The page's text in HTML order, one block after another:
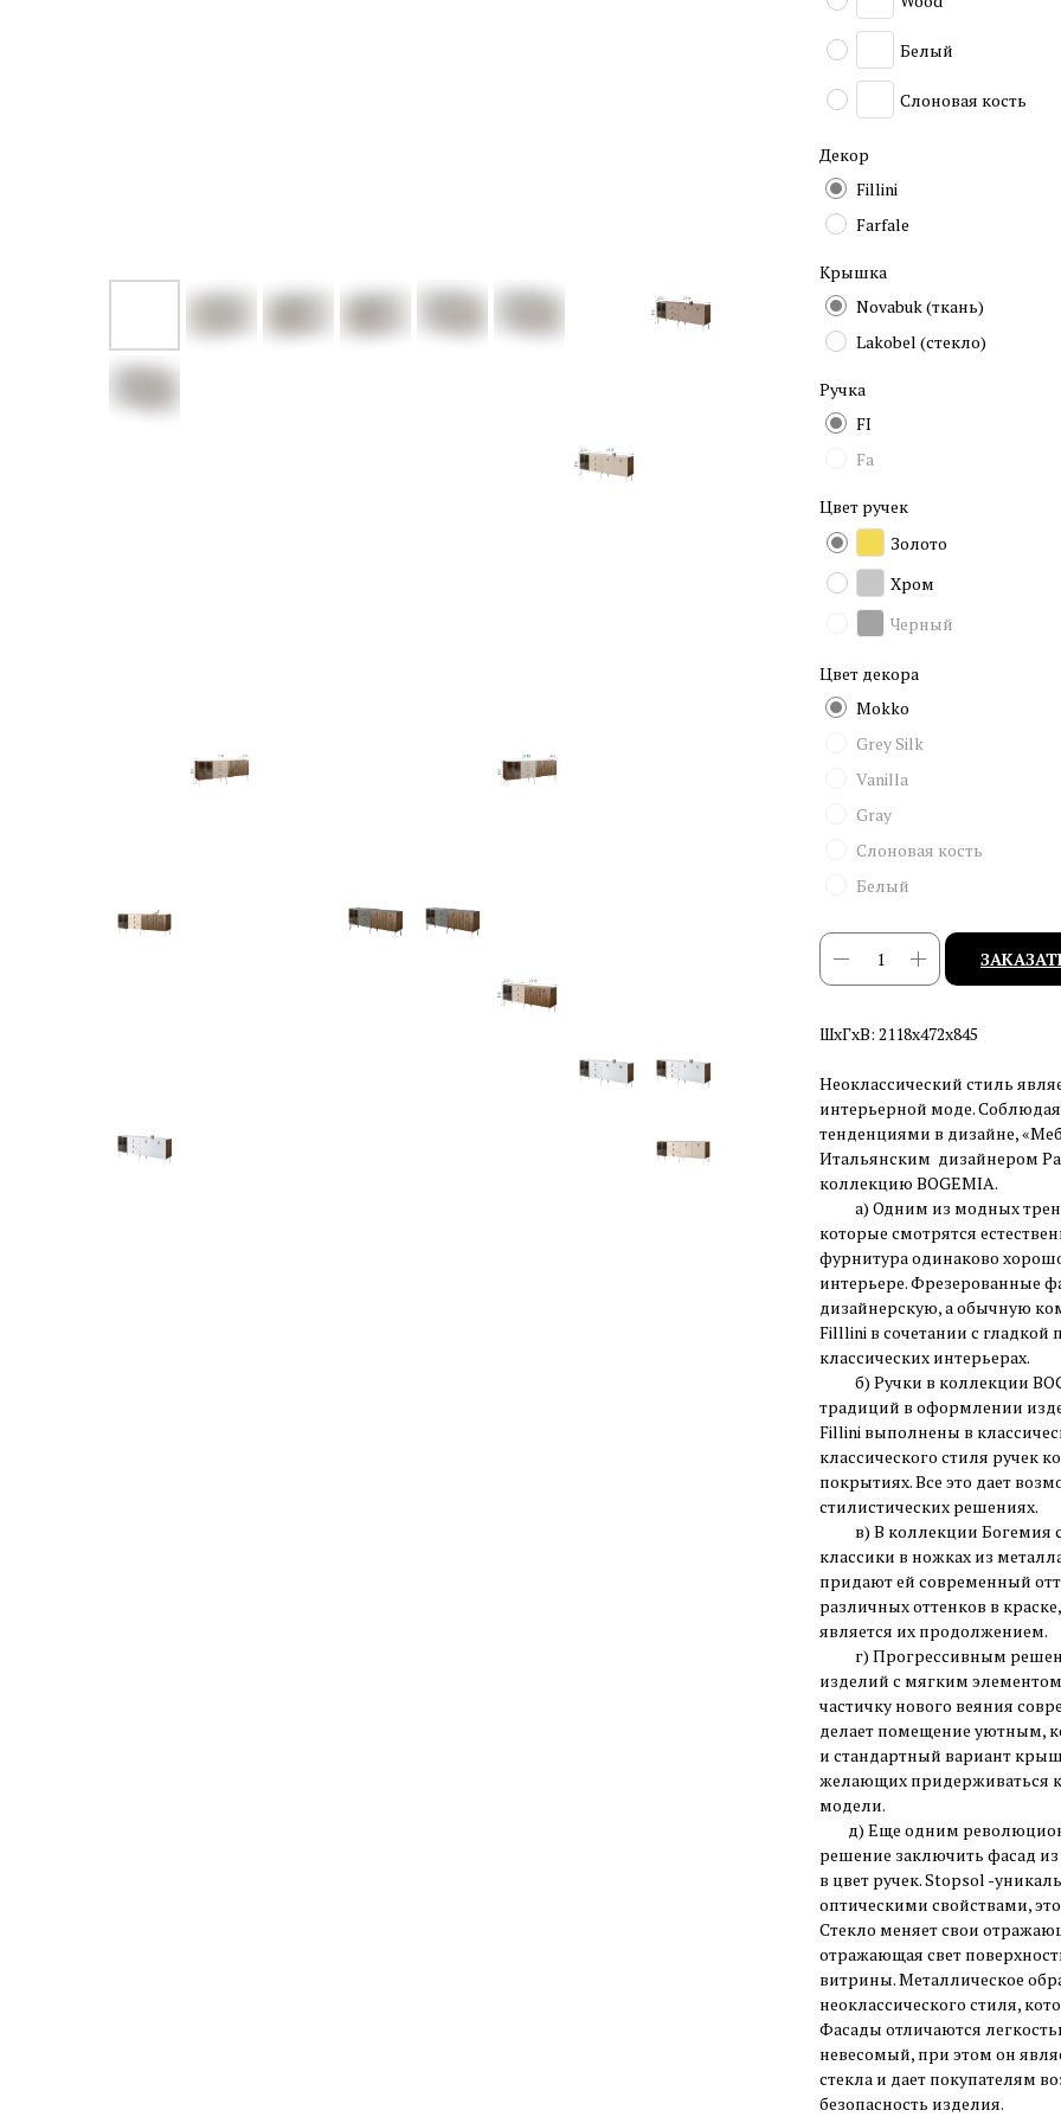
Белый
Слоновая кость
Декор
Fillini
Farfale
Крышка
Novabuk (ткань)
Lakobel (стекло)
Ручка
FI
Fa
Цвет ручек
Золото
Хром
Черный
Цвет декора
Mokko
Grey Silk
Vanilla
Gray
Слоновая кость
Белый
ШхГхВ: 2118х472х845
Неоклассический стиль
интерьерной моде.
тенденциями в дизайне,
Итальянским дизайнером
коллекцию BOGEMIA.
а) Одним из модных
которые смотрятся
фурнитура одинаково
интерьере. Фрезерованные
дизайнерскую, а обычную
Filllini в сочетании с
классических интерьерах.
б) Ручки в коллекции
традиций в оформлении
Fillini выполнены в
классического стиля ручек
покрытиях. Все это дает
стилистических решениях.
в) В коллекции Богемия
классики в ножках из
придают ей современный
различных оттенков в
является их продолжением.
г) Прогрессивным
изделий с мягким
частичку нового веяния
делает помещение уютным,
и стандартный вариант
желающих придерживаться
модели.
д) Еще одним
решение заключить фасад
в цвет ручек. Stopsol -
оптическими свойствами,
Стекло меняет свои
отражающая свет
витрины. Металлическое
неоклассического стиля,
Фасады отличаются
невесомый, при этом он
стекла и дает покупателям
безопасность изделия.